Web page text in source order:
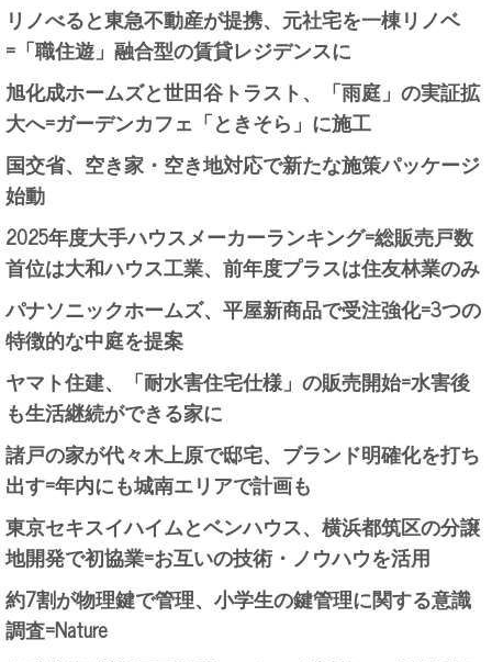
リノべると東急不動産が提携、元社宅を一棟リノベ
=「職住遊」融合型の賃貸レジデンスに
旭化成ホームズと世田谷トラスト、「雨庭」の実証拡
大へ=ガーデンカフェ「ときそら」に施工
国交省、空き家・空き地対応で新たな施策パッケージ
始動
2025年度大手ハウスメーカーランキング=総販売戸数
首位は大和ハウス工業、前年度プラスは住友林業のみ
パナソニックホームズ、平屋新商品で受注強化=3つの
特徴的な中庭を提案
ヤマト住建、「耐水害住宅仕様」の販売開始=水害後
も生活継続ができる家に
諸戸の家が代々木上原で邸宅、ブランド明確化を打ち
出す=年内にも城南エリアで計画も
東京セキスイハイムとベンハウス、横浜都筑区の分譲
地開発で初協業=お互いの技術・ノウハウを活用
約7割が物理鍵で管理、小学生の鍵管理に関する意識
調査=Nature